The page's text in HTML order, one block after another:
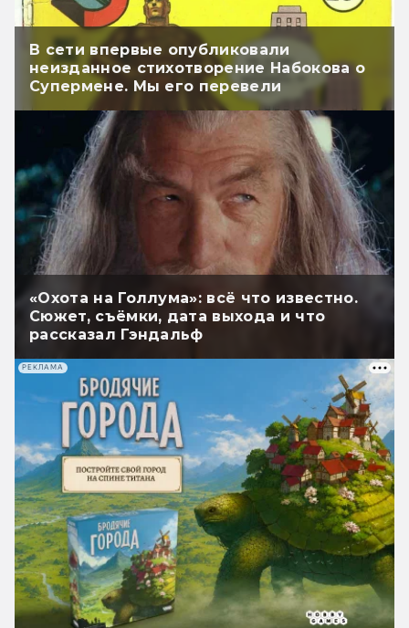
В сети впервые опубликовали
неизданное стихотворение Набокова о
Супермене. Мы его перевели
«Охота на Голлума»: всё что известно.
Сюжет, съёмки, дата выхода и что
рассказал Гэндальф
РЕКЛАМА